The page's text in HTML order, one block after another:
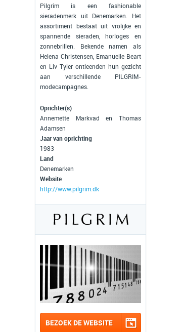
Pilgrim is een fashionable
sieradenmerk uit Denemarken. Het
assortiment bestaat uit vrolijke en
spannende sieraden, horloges en
zonnebrillen. Bekende namen als
Helena Christensen, Emanuelle Beart
en Liv Tyler ontleenden hun gezicht
aan verschillende PILGRIM-
modecampagnes.
Oprichter(s)
Annemette Markvad en Thomas
Adamsen
Jaar van oprichting
1983
Land
Denemarken
Website
http://www.pilgrim.dk
BEZOEK DE WEBSITE